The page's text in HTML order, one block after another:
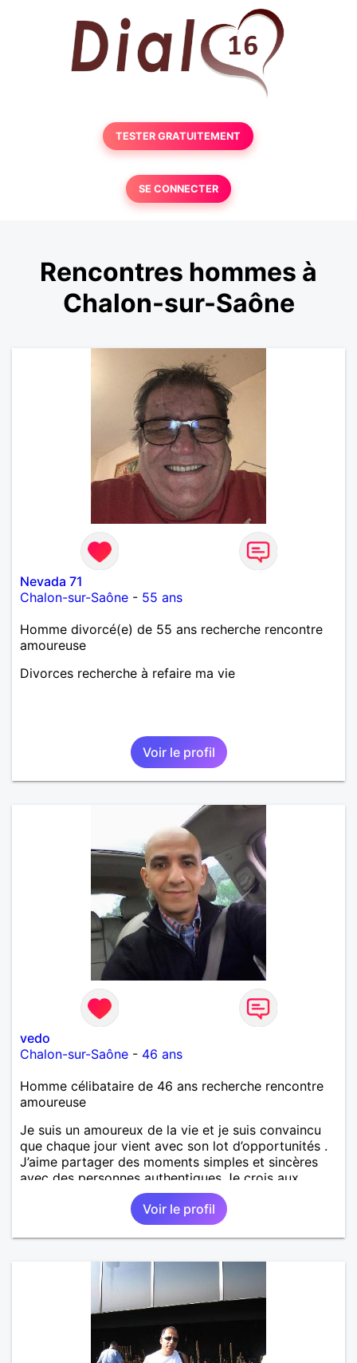
TESTER GRATUITEMENT
SE CONNECTER
Rencontres hommes à
Chalon-sur-Saône
Nevada 71
Chalon-sur-Saône - 55 ans
Homme divorcé(e) de 55 ans recherche rencontre
amoureuse
Divorces recherche à refaire ma vie
Voir le profil
vedo
Chalon-sur-Saône - 46 ans
Homme célibataire de 46 ans recherche rencontre
amoureuse
Je suis un amoureux de la vie et je suis convaincu
que chaque jour vient avec son lot d’opportunités .
J’aime partager des moments simples et sincères
avec des personnes authentiques Je crois aux
rencontres qui changent tout. Aux regards qui en
disent plus que les mots. Aux silences qui apaisent.
Si tu cherches quelqu'un qui sait encore
s'émerveiller alors avec plaisir de pouvoir échanger
Voir le profil